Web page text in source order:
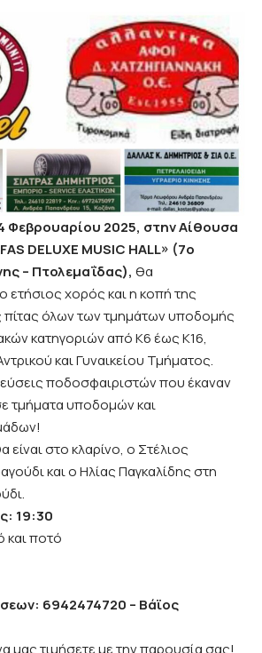
Φεβρουαρίου 2025, στην Αίθουσα
DELUXE MUSIC HALL» (7ο
– Πτολεμαΐδας), θα
ετήσιος χορός και η κοπή της
πίτας όλων των τμημάτων υποδομής
κατηγοριών από Κ6 έως Κ16,
και Γυναικείου Τμήματος.
ποδοσφαιριστών που έκαναν
τμήματα υποδομών και
είναι στο κλαρίνο, ο Στέλιος
και ο Ηλίας Παγκαλίδης στη
19:30
και ποτό
6942474720 – Βάϊος
μας τιμήσετε με την παρουσία σας!